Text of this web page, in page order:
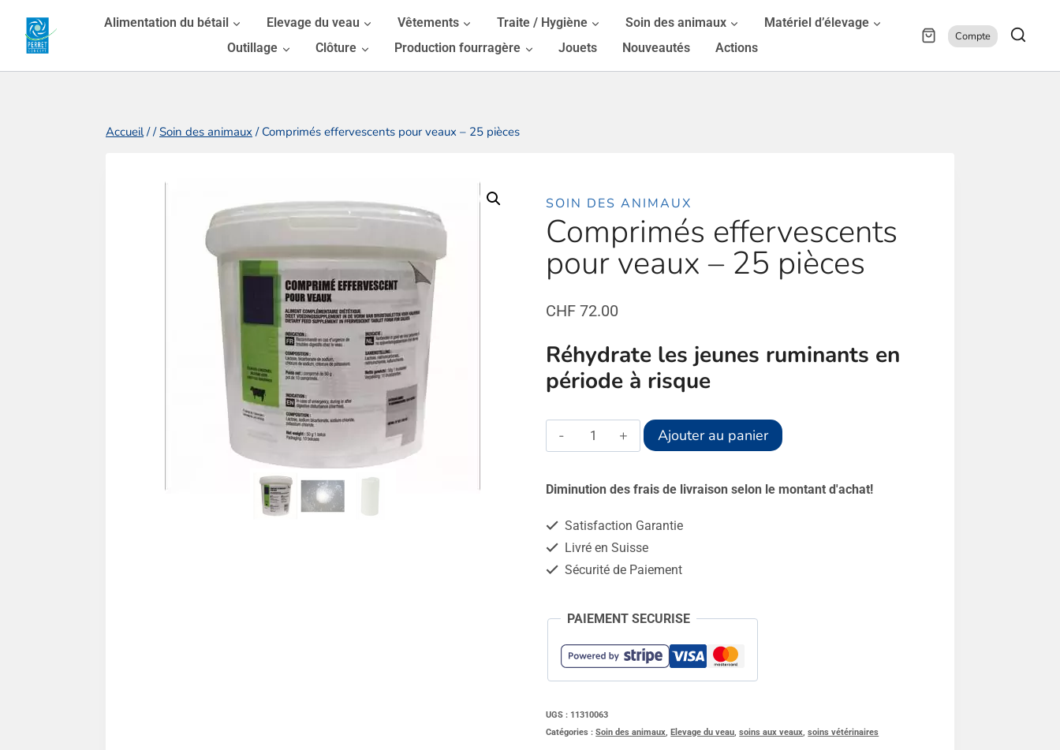
Alimentation du bétail Elevage du veau Vêtements Traite / Hygiène Soin des animaux
Matériel d’élevage
Outillage
Clôture Production fourragère Jouets Nouveautés Actions
Compte
Accueil / / Soin des animaux / Comprimés effervescents pour veaux – 25 pièces
SOIN DES ANIMAUX
Comprimés effervescents
pour veaux – 25 pièces
CHF 72.00
Réhydrate les jeunes ruminants en
période à risque
quantité
de
Comprimés
pour
Ajouter au panier Alternative:
Diminution des frais de livraison selon le montant d'achat!
Satisfaction Garantie
Livré en Suisse
Sécurité de Paiement
PAIEMENT SECURISE
UGS : 11310063
Catégories :Soin des animaux ,Elevage du veau ,soins aux veaux ,soins vétérinaires